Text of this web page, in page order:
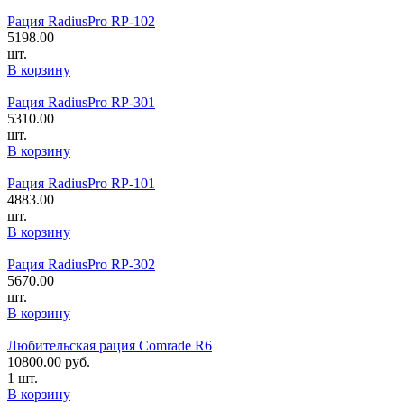
Рация RadiusPro RP-102
5198.00
шт.
В корзину
Рация RadiusPro RP-301
5310.00
шт.
В корзину
Рация RadiusPro RP-101
4883.00
шт.
В корзину
Рация RadiusPro RP-302
5670.00
шт.
В корзину
Любительская рация Comrade R6
10800.00 руб.
1 шт.
В корзину